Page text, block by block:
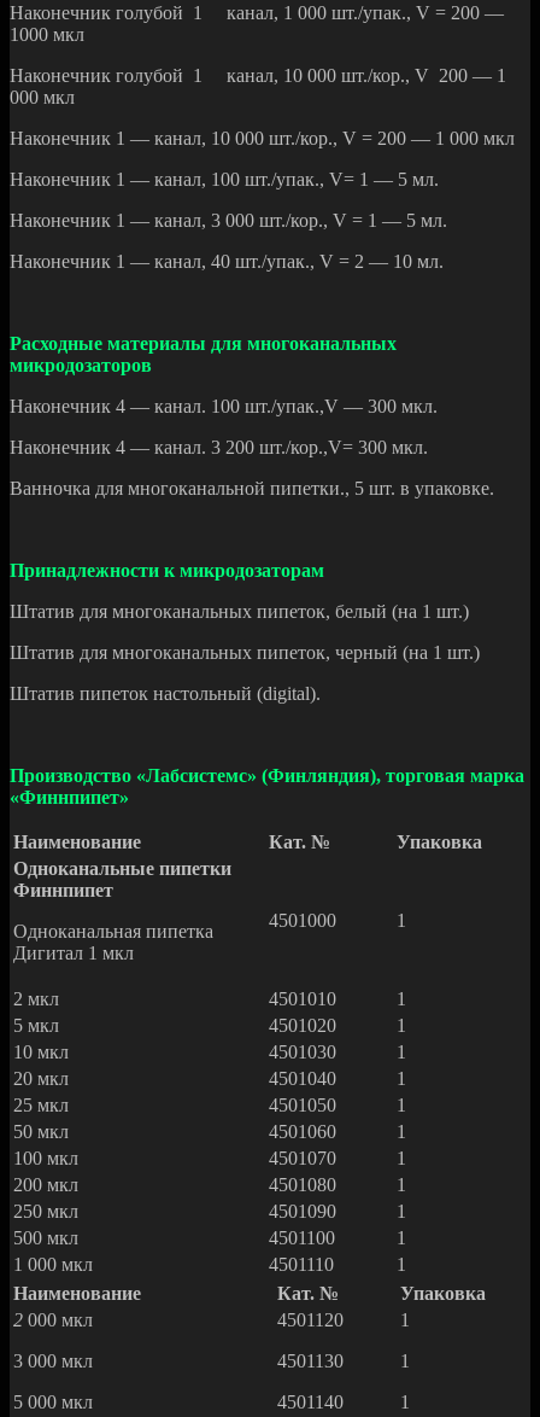
Наконечник голубой 1 канал, 1 000 шт./упак., V = 200 —
1000 мкл
Наконечник голубой 1 канал, 10 000 шт./кор., V 200 — 1
000 мкл
Наконечник 1 — канал, 10 000 шт./кор., V = 200 — 1 000 мкл
Наконечник 1 — канал, 100 шт./упак., V= 1 — 5 мл.
Наконечник 1 — канал, 3 000 шт./кор., V = 1 — 5 мл.
Наконечник 1 — канал, 40 шт./упак., V = 2 — 10 мл.
Расходные материалы для многоканальных
микродозаторов
Наконечник 4 — канал. 100 шт./упак.,V — 300 мкл.
Наконечник 4 — канал. 3 200 шт./кор.,V= 300 мкл.
Ванночка для многоканальной пипетки., 5 шт. в упаковке.
Принадлежности к микродозаторам
Штатив для многоканальных пипеток, белый (на 1 шт.)
Штатив для многоканальных пипеток, черный (на 1 шт.)
Штатив пипеток настольный (digital).
Производство «Лабсистемс» (Финляндия), торговая марка
«Финнпипет»
Наименование Кат. №
Упаковка
Одноканальные пипетки
Финнпипет
Одноканальная пипетка
Дигитал 1 мкл
4501000 1
2 мкл 4501010
1
5 мкл
4501020
1
10 мкл
4501030
1
20 мкл
4501040
1
25 мкл
4501050
1
50 мкл
4501060
1
100 мкл
4501070
1
200 мкл
4501080
1
250 мкл
4501090
1
500 мкл
4501100
1
1 000 мкл
4501110
1
Наименование
Кат. №
Упаковка
2 000 мкл
3 000 мкл
5 000 мкл
4501120
4501130
4501140
1
1
1